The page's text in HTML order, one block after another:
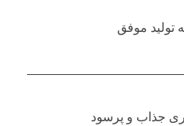
تولید موفق
جذاب و پرسود